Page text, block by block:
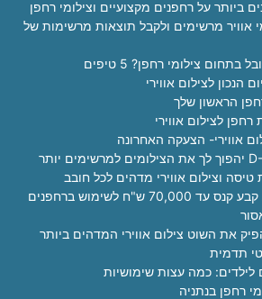
אוויר מרשימים ולקבל תוצאות מרשימות של
צילומי רחפן? 5 טיפים
הנכון לצילום אווירי
הראשון שלך
אווירי- הצעקה האחרונה
טיסה וצילום אווירי מדהים לכל חובב
משרד התקשורת קבע קנס עד 70,000 ש"ח לשימוש ברחפנים
תדמית
לילדים: כמה עצות שימושיות